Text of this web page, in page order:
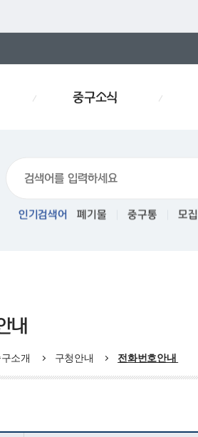
중구소식
인기검색어
폐기물 중구통 모집 주차
내
소개 구청안내 전화번호안내